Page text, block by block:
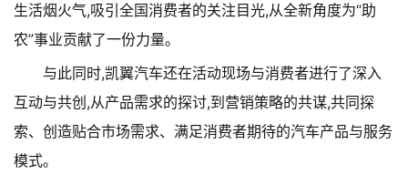
生活烟火气,吸引全国消费者的关注目光,从全新角度为“助
农”事业贡献了一份力量。
与此同时,凯翼汽车还在活动现场与消费者进行了深入
互动与共创,从产品需求的探讨,到营销策略的共谋,共同探
索、创造贴合市场需求、满足消费者期待的汽车产品与服务
模式。